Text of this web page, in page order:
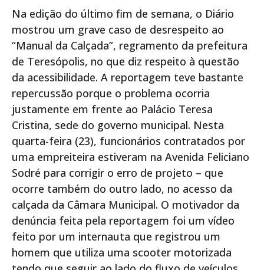
Na edição do último fim de semana, o Diário
mostrou um grave caso de desrespeito ao
“Manual da Calçada”, regramento da prefeitura
de Teresópolis, no que diz respeito à questão
da acessibilidade. A reportagem teve bastante
repercussão porque o problema ocorria
justamente em frente ao Palácio Teresa
Cristina, sede do governo municipal. Nesta
quarta-feira (23), funcionários contratados por
uma empreiteira estiveram na Avenida Feliciano
Sodré para corrigir o erro de projeto – que
ocorre também do outro lado, no acesso da
calçada da Câmara Municipal. O motivador da
denúncia feita pela reportagem foi um vídeo
feito por um internauta que registrou um
homem que utiliza uma scooter motorizada